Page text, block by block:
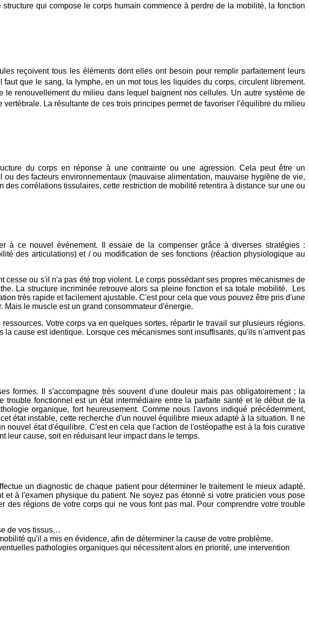
qui compose le corps humain commence à perdre de la mobilité, la fonction
reçoivent tous les éléments dont elles ont besoin pour remplir parfaitement leurs
que le sang, la lymphe, en un mot tous les liquides du corps, circulent librement.
renouvellement du milieu dans lequel baignent nos cellules. Un autre système de
La résultante de ces trois principes permet de favoriser l'équilibre du milieu
du corps en réponse à une contrainte ou une agression. Cela peut être un
des facteurs environnementaux (mauvaise alimentation, mauvaise hygiène de vie,
corrélations tissulaires, cette restriction de mobilité retentira à distance sur une ou
à ce nouvel événement. Il essaie de la compenser grâce à diverses stratégies :
des articulations) et / ou modification de ses fonctions (réaction physiologique au
ou s'il n'a pas été trop violent. Le corps possédant ses propres mécanismes de
La structure incriminée retrouve alors sa pleine fonction et sa totale mobilité. Les
très rapide et facilement ajustable. C'est pour cela que vous pouvez être pris d'une
le muscle est un grand consommateur d'énergie.
Votre corps va en quelques sortes, répartir le travail sur plusieurs régions.
cause est identique. Lorsque ces mécanismes sont insuffisants, qu'ils n'arrivent pas
formes. Il s'accompagne très souvent d'une douleur mais pas obligatoirement ; la
fonctionnel est un état intermédiaire entre la parfaite santé et le début de la
organique, fort heureusement. Comme nous l'avons indiqué précédemment,
état instable, cette recherche d'un nouvel équilibre mieux adapté à la situation. Il ne
état d'équilibre. C'est en cela que l'action de l'ostéopathe est à la fois curative
leur cause, soit en réduisant leur impact dans le temps.
un diagnostic de chaque patient pour déterminer le traitement le mieux adapté.
à l'examen physique du patient. Ne soyez pas étonné si votre praticien vous pose
régions de votre corps qui ne vous font pas mal. Pour comprendre votre trouble
de vos tissus…
qu'il a mis en évidence, afin de déterminer la cause de votre problème.
pathologies organiques qui nécessitent alors en priorité, une intervention